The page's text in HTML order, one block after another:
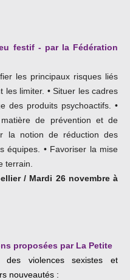
festif - par la Fédération
les principaux risques liés
les limiter. • Situer les cadres
des produits psychoactifs. •
de prévention et de
la notion de réduction des
équipes. • Favoriser la mise
terrain.
/ Mardi 26 novembre à
proposées par La Petite
des violences sexistes et
nouveautés :